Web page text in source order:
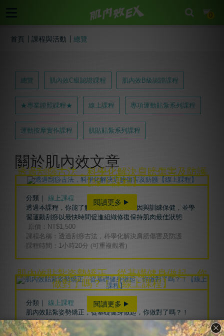
0
首頁 課程與活動 總覽
總覽 肌內效C級認證課程 肌內效B級認證課程
★專業證照課程★ 線上課程 專項運動貼紮系列課程
運動按摩實作課程 肌貼貼紮系列課程
關於肌內效文章
透過刮痧古法，科學化解決肩膀傷害及防護
【線上課程】
閱讀更多
分類｜
線上課程
透過本課程，你能了解肩關節的傷害成因與訓練保健，並學
習運動刮痧以最快時間促進組織修復保持肌肉最佳狀態
原價：NT$1,500
課程名稱：透過刮痧古法，科學化解決肩膀傷害及防護
課程時間：1小時20分 (可重複觀看)
肌內效貼紮姿勢矯正，從基礎健身做起，你
做對了嗎？！【線上課程】
閱讀更多
分類｜
線上課程
肌內效貼紮姿勢矯正，從基礎健身做起，你做對了嗎？！
價格：1600
課程名稱：肌內效貼紮姿勢矯正，從基礎健身做起，你做對